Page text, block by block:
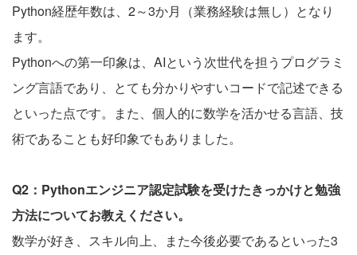
Python経歴年数は、2～3か月（業務経験は無し）となり
ます。
Pythonへの第一印象は、AIという次世代を担うプログラミ
ング言語であり、とても分かりやすいコードで記述できる
といった点です。また、個人的に数学を活かせる言語、技
術であることも好印象でもありました。
Q2：Pythonエンジニア認定試験を受けたきっかけと勉強
方法についてお教えください。
数学が好き、スキル向上、また今後必要であるといった3